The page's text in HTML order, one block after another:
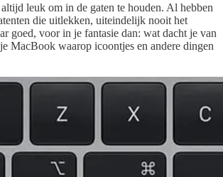
leuk om in de gaten te houden. Al hebben
die uitlekken, uiteindelijk nooit het
goed, voor in je fantasie dan: wat dacht je van
MacBook waarop icoontjes en andere dingen